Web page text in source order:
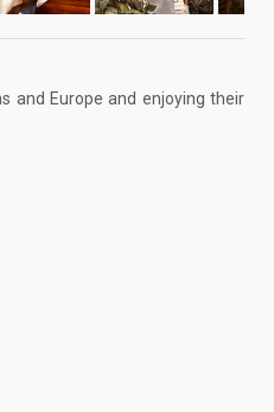
and Europe and enjoying their